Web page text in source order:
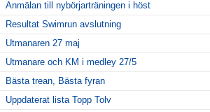
Anmälan till nybörjarträningen i höst
Resultat Swimrun avslutning
Utmanaren 27 maj
Utmanare och KM i medley 27/5
Bästa trean, Bästa fyran
Uppdaterat lista Topp Tolv